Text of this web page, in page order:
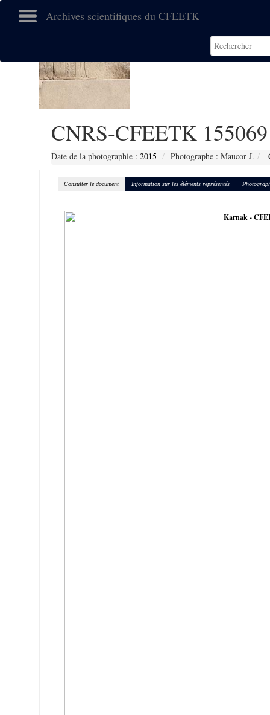
Archives scientifiques du CFEETK
CNRS-CFEETK 155069
Date de la photographie : 2015 Photographe : Maucor J.
Consulter le document Information sur les éléments représentés